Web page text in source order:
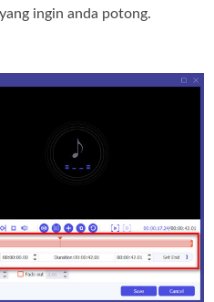
ingin anda potong.